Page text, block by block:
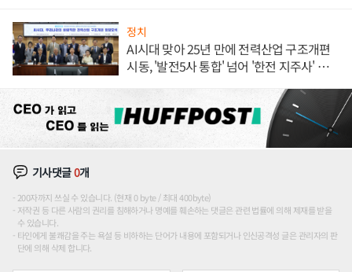
정치
AI시대 맞아 25년 만에 전력산업 구조개편
시동, '발전5사 통합' 넘어 '한전 지주사' 재편
기사댓글0개
200자까지 쓰실 수 있습니다. (현재 0 byte / 최대 400byte)
저작권 등 다른 사람의 권리를 침해하거나 명예를 훼손하는 댓글은 관련 법률에 의해 제재를 받을
수 있습니다.
타인에게 불쾌감을 주는 욕설 등 비하하는 단어가 내용에 포함되거나 인신공격성 글은 관리자의 판
단에 의해 삭제 합니다.